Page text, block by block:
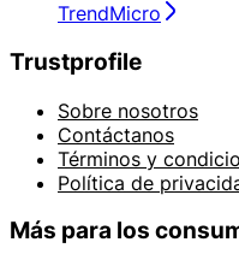
TrendMicro
Trustprofile
Sobre nosotros
Contáctanos
Términos y
Política de
Más para los